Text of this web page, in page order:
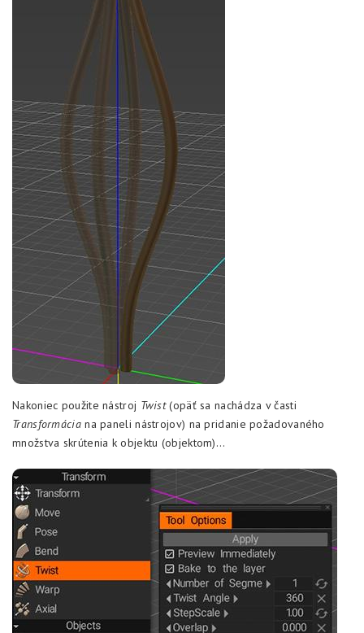
Nakoniec použite nástroj Twist(opäť sa nachádza v časti
Transformáciana paneli nástrojov) na pridanie požadovaného
množstva skrútenia k objektu (objektom)…